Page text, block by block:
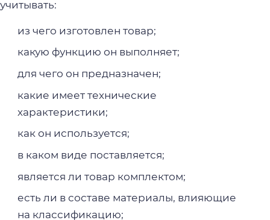
учитывать:
из чего изготовлен товар;
какую функцию он выполняет;
для чего он предназначен;
какие имеет технические
характеристики;
как он используется;
в каком виде поставляется;
является ли товар комплектом;
есть ли в составе материалы, влияющие
на классификацию;